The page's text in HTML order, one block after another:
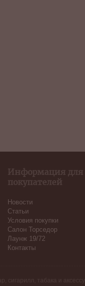
Информация для
покупателей
Новости
Статьи
Условия покупки
Салон Торседор
Лаунж 19/72
Контакты
сигарилл, табака и